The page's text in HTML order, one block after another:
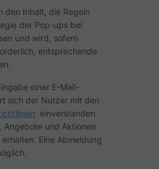
den Inhalt, die Regeln
der Pop-ups bei
und wird, sofern
entsprechende
einer E-Mail-
sich der Nutzer mit den
einverstanden
Angebote und Aktionen
Eine Abmeldung